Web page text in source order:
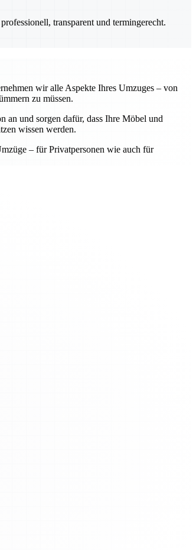
transparent und termingerecht.
wir alle Aspekte Ihres Umzuges – von
zu müssen.
an und sorgen dafür, dass Ihre Möbel und
wissen werden.
– für Privatpersonen wie auch für